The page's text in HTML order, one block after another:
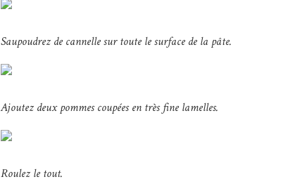
Saupoudrez de cannelle sur toute le surface de la pâte.
Ajoutez deux pommes coupées en très fine lamelles.
Roulez le tout.